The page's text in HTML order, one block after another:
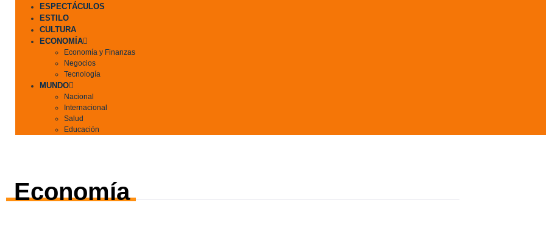
ESPECTÁCULOS
ESTILO
CULTURA
ECONOMÍA
Economía y Finanzas
Negocios
Tecnología
MUNDO
Nacional
Internacional
Salud
Educación
Economía